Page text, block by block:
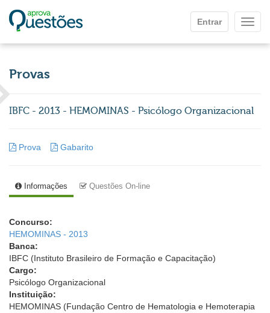
Entrar
Provas
IBFC - 2013 - HEMOMINAS - Psicólogo Organizacional
Prova Gabarito
Informações Questões On-line
Concurso:
HEMOMINAS - 2013
Banca:
IBFC (Instituto Brasileiro de Formação e Capacitação)
Cargo:
Psicólogo Organizacional
Instituição:
HEMOMINAS (Fundação Centro de Hematologia e Hemoterapia